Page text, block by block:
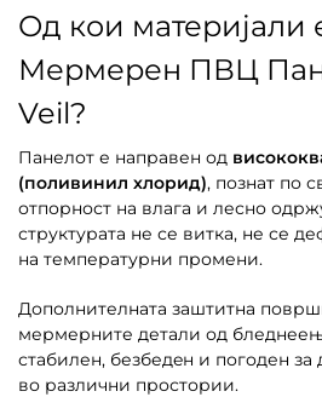
Од кои материјали
Мермерен ПВЦ
Veil?
Панелот е направен од
(поливинил хлорид), познат по
отпорност на влага и лесно
структурата не се витка, не се
на температурни промени.
Дополнителната заштитна
мермерните детали од
стабилен, безбедeн и погоден за
во различни простории.